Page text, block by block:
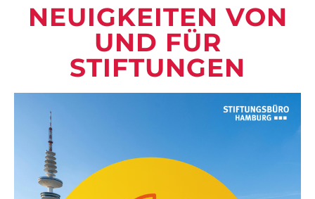
NEUIGKEITEN VON
UND FÜR
STIFTUNGEN